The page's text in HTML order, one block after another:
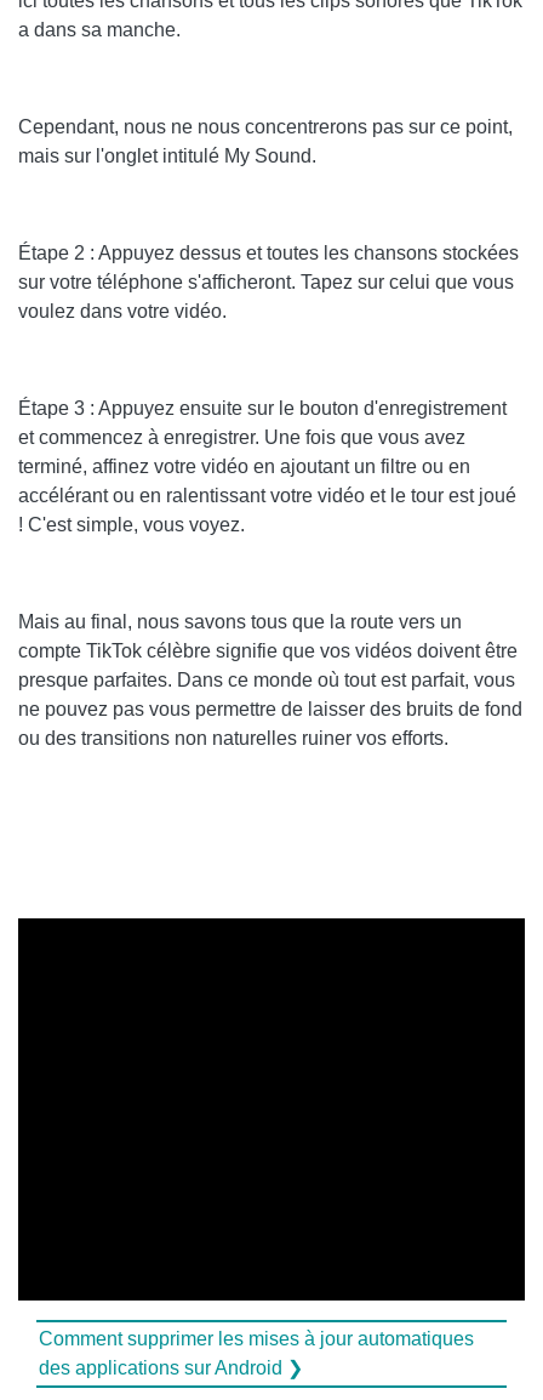
a dans sa manche.
Cependant, nous ne nous concentrerons pas sur ce point,
mais sur l'onglet intitulé My Sound.
Étape 2 : Appuyez dessus et toutes les chansons stockées
sur votre téléphone s'afficheront. Tapez sur celui que vous
voulez dans votre vidéo.
Étape 3 : Appuyez ensuite sur le bouton d'enregistrement
et commencez à enregistrer. Une fois que vous avez
terminé, affinez votre vidéo en ajoutant un filtre ou en
accélérant ou en ralentissant votre vidéo et le tour est joué
! C'est simple, vous voyez.
Mais au final, nous savons tous que la route vers un
compte TikTok célèbre signifie que vos vidéos doivent être
presque parfaites. Dans ce monde où tout est parfait, vous
ne pouvez pas vous permettre de laisser des bruits de fond
ou des transitions non naturelles ruiner vos efforts.
Comment supprimer les mises à jour automatiques
des applications sur Android ❯